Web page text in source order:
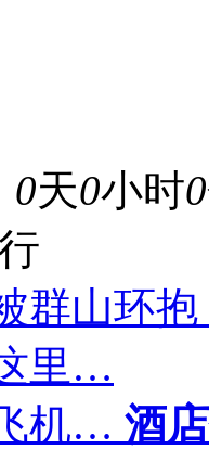
0天0小时0
群山环
里…
机… 酒